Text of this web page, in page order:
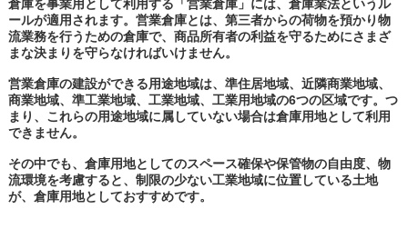
倉庫を事業用として利用する「営業倉庫」には、倉庫業法というル
ールが適用されます。営業倉庫とは、第三者からの荷物を預かり物
流業務を行うための倉庫で、商品所有者の利益を守るためにさまざ
まな決まりを守らなければいけません。
営業倉庫の建設ができる用途地域は、準住居地域、近隣商業地域、
商業地域、準工業地域、工業地域、工業用地域の6つの区域です。つ
まり、これらの用途地域に属していない場合は倉庫用地として利用
できません。
その中でも、倉庫用地としてのスペース確保や保管物の自由度、物
流環境を考慮すると、制限の少ない工業地域に位置している土地
が、倉庫用地としておすすめです。